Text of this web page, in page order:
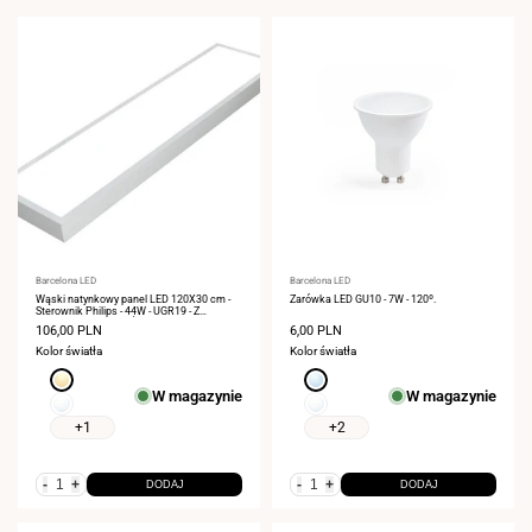
Dostawca:
Barcelona LED
Wąski natynkowy panel LED 120X30 cm -
Sterownik Philips - 44W - UGR19 - Z
ZESTAWEM MONTAŻOWYM
Cena
sprzedaży
106,00 PLN
Kolor światła
Ciepła
3000K
+1
W magazynie
- + DODAJ
Dostawca:
Barcelona LED
Żarówka LED GU10 - 7W - 120º.
Cena
sprzedaży
6,00 PLN
Kolor światła
Zimna
6000K
+2
W magazynie
- + DODAJ